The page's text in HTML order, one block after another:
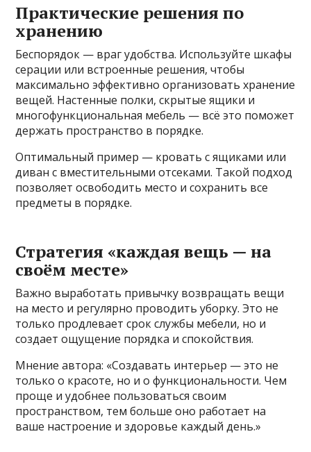
Практические решения по
хранению
Беспорядок — враг удобства. Используйте шкафы
серации или встроенные решения, чтобы
максимально эффективно организовать хранение
вещей. Настенные полки, скрытые ящики и
многофункциональная мебель — всё это поможет
держать пространство в порядке.
Оптимальный пример — кровать с ящиками или
диван с вместительными отсеками. Такой подход
позволяет освободить место и сохранить все
предметы в порядке.
Стратегия «каждая вещь — на
своём месте»
Важно выработать привычку возвращать вещи
на место и регулярно проводить уборку. Это не
только продлевает срок службы мебели, но и
создает ощущение порядка и спокойствия.
Мнение автора: «Создавать интерьер — это не
только о красоте, но и о функциональности. Чем
проще и удобнее пользоваться своим
пространством, тем больше оно работает на
ваше настроение и здоровье каждый день.»